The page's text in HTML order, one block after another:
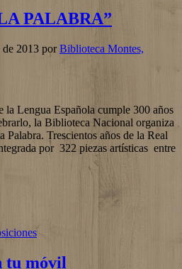
PALABRA”
de 2013 porBiblioteca Montes,
la Lengua Española cumple 300 años
la Biblioteca Nacional organiza
Trescientos años de la Real
por 322 piezas artísticas entre
tu móvil